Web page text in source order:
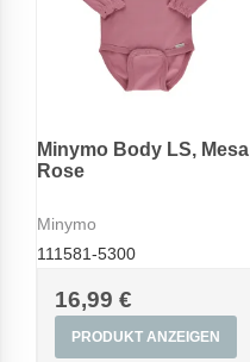
Minymo Body LS, Mesa
Rose
Minymo
111581-5300
16,99 €
PRODUKT ANZEIGEN